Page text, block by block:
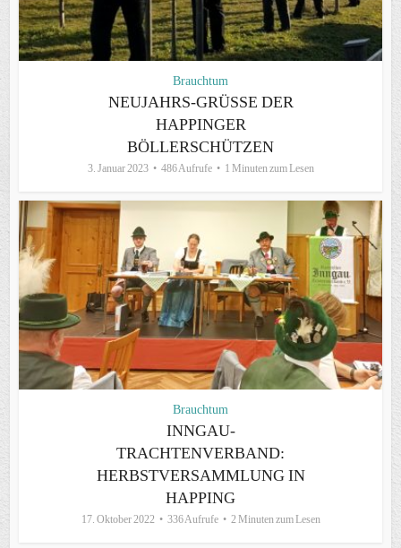
Brauchtum
NEUJAHRS-GRÜSSE DER H
APPINGER B
ÖLLERSCHÜTZEN
3. Januar 2023 486 Aufrufe 1 Minuten zum Lesen
Brauchtum
INNGAU-
TRACHTENVERBAND:
HERBSTVERSAMMLUNG IN
HAPPING
17. Oktober 2022 336 Aufrufe 2 Minuten zum Lesen